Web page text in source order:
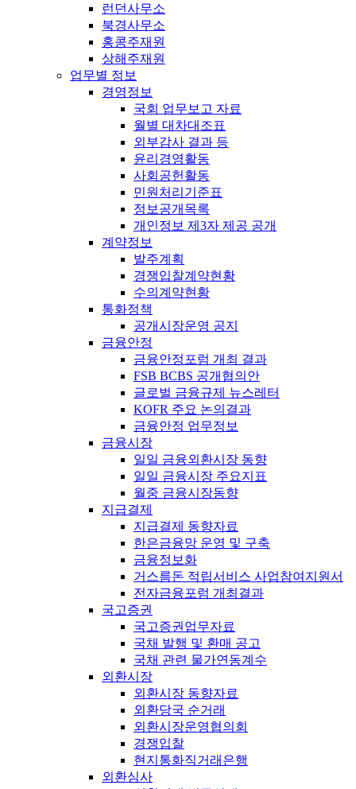
런던사무소
북경사무소
홍콩주재원
상해주재원
업무별 정보
경영정보
국회 업무보고 자료
월별 대차대조표
외부감사 결과 등
윤리경영활동
사회공헌활동
민원처리기준표
정보공개목록
개인정보 제3자 제공 공개
계약정보
발주계획
경쟁입찰계약현황
수의계약현황
통화정책
공개시장운영 공지
금융안정
금융안정포럼 개최 결과
FSB BCBS 공개협의안
글로벌 금융규제 뉴스레터
KOFR 주요 논의결과
금융안정 업무정보
금융시장
일일 금융외환시장 동향
일일 금융시장 주요지표
월중 금융시장동향
지급결제
지급결제 동향자료
한은금융망 운영 및 구축
금융정보화
거스름돈 적립서비스 사업참여지원서
전자금융포럼 개최결과
국고증권
국고증권업무자료
국채 발행 및 환매 공고
국채 관련 물가연동계수
외환시장
외환시장 동향자료
외환당국 순거래
외환시장운영협의회
경쟁입찰
현지통화직거래은행
외환심사